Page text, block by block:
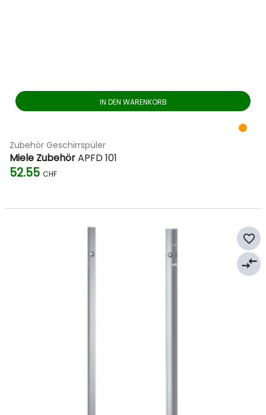
IN DEN WARENKORB
Zubehör Geschirrspüler
Miele ZubehörAPFD 101
52.55 CHF
favorite_border
compare_arrows